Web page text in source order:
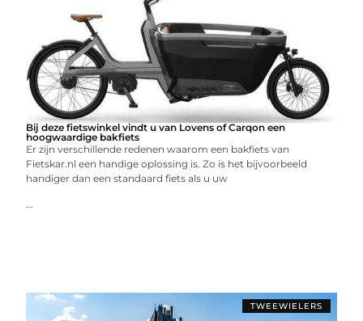
Bij deze fietswinkel vindt u van Lovens of Carqon een
hoogwaardige bakfiets
Er zijn verschillende redenen waarom een bakfiets van
Fietskar.nl een handige oplossing is. Zo is het bijvoorbeeld
handiger dan een standaard fiets als u uw
...
TWEEWIELERS